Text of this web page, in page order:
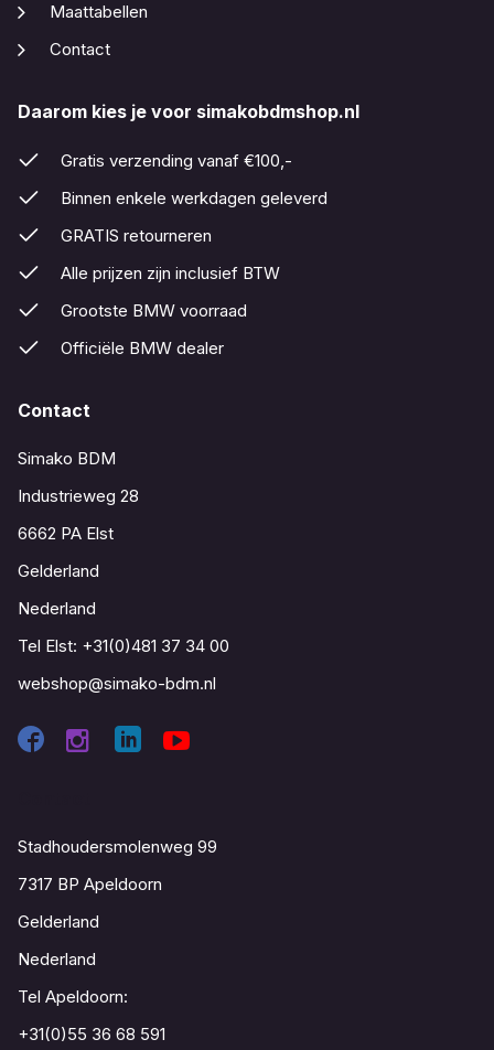
Maattabellen
Contact
Daarom kies je voor simakobdmshop.nl
Gratis verzending vanaf €100,-
Binnen enkele werkdagen geleverd
GRATIS retourneren
Alle prijzen zijn inclusief BTW
Grootste BMW voorraad
Officiële BMW dealer
Contact
Simako BDM
Industrieweg 28
6662 PA Elst
Gelderland
Nederland
Tel Elst: +31(0)481 37 34 00
webshop@simako-bdm.nl
Stadhoudersmolenweg 99
7317 BP Apeldoorn
Gelderland
Nederland
Tel Apeldoorn:
+31(0)55 36 68 591